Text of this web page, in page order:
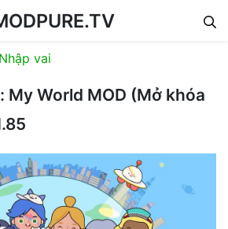
Nhập vai
My World MOD (Mở khóa